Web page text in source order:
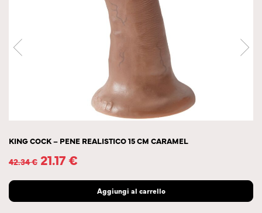
KING COCK – PENE REALISTICO 15 CM CARAMEL
42.34€ 21.17€
Aggiungi al carrello